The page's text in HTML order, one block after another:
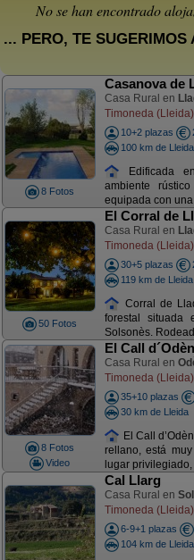
No se han encontrado
... PERO, TE
8 Fotos
Casanova de
Casa Rural en
Timoneda (Lleida)
10+2 plazas
100 km de Lleida
Edificada
ambiente
equipada con
50 Fotos
El Corral de
Casa Rural en
Timoneda (Lleida)
30+5 plazas
119 km de Lleida
Corral de
forestal situada
Solsonès.
8 Fotos
Video
El Call d´Odèn
Casa Rural en
Timoneda (Lleida)
35+10 plazas
30 km de Lleida
El Call
rellano, está
lugar
Cal Llarg
Casa Rural en
Timoneda (Lleida)
6-9+1 plazas
104 km de Lleida